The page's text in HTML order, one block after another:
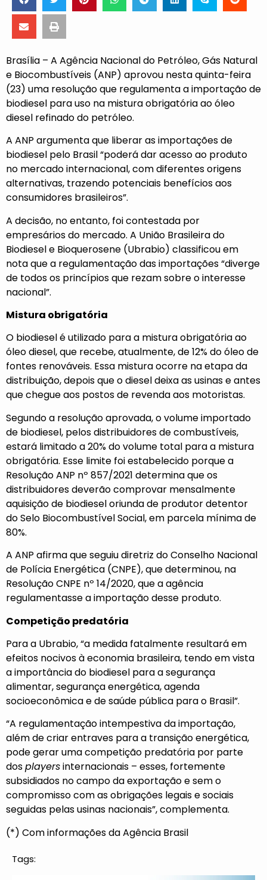
Brasília – A Agência Nacional do Petróleo, Gás Natural
e Biocombustíveis (ANP) aprovou nesta quinta-feira
(23) uma resolução que regulamenta a importação de
biodiesel para uso na mistura obrigatória ao óleo
diesel refinado do petróleo.
A ANP argumenta que liberar as importações de
biodiesel pelo Brasil “poderá dar acesso ao produto
no mercado internacional, com diferentes origens
alternativas, trazendo potenciais benefícios aos
consumidores brasileiros”.
A decisão, no entanto, foi contestada por
empresários do mercado. A União Brasileira do
Biodiesel e Bioquerosene (Ubrabio) classificou em
nota que a regulamentação das importações “diverge
de todos os princípios que rezam sobre o interesse
nacional”.
Mistura obrigatória
O biodiesel é utilizado para a mistura obrigatória ao
óleo diesel, que recebe, atualmente, de 12% do óleo de
fontes renováveis. Essa mistura ocorre na etapa da
distribuição, depois que o diesel deixa as usinas e antes
que chegue aos postos de revenda aos motoristas.
Segundo a resolução aprovada, o volume importado
de biodiesel, pelos distribuidores de combustíveis,
estará limitado a 20% do volume total para a mistura
obrigatória. Esse limite foi estabelecido porque a
Resolução ANP nº 857/2021 determina que os
distribuidores deverão comprovar mensalmente
aquisição de biodiesel oriunda de produtor detentor
do Selo Biocombustível Social, em parcela mínima de
80%.
A ANP afirma que seguiu diretriz do Conselho Nacional
de Polícia Energética (CNPE), que determinou, na
Resolução CNPE nº 14/2020, que a agência
regulamentasse a importação desse produto.
Competição predatória
Para a Ubrabio, “a medida fatalmente resultará em
efeitos nocivos à economia brasileira, tendo em vista
a importância do biodiesel para a segurança
alimentar, segurança energética, agenda
socioeconômica e de saúde pública para o Brasil”.
“A regulamentação intempestiva da importação,
além de criar entraves para a transição energética,
pode gerar uma competição predatória por parte
dosplayersinternacionais – esses, fortemente
subsidiados no campo da exportação e sem o
compromisso com as obrigações legais e sociais
seguidas pelas usinas nacionais”, complementa.
(*) Com informações da Agência Brasil
Tags: